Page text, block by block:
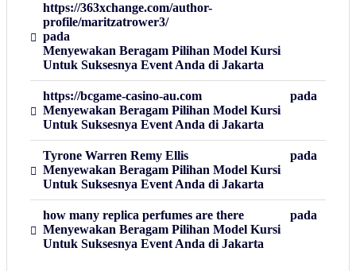
https://363xchange.com/author-
profile/maritzatrower3/
pada
Menyewakan Beragam Pilihan Model Kursi
Untuk Suksesnya Event Anda di Jakarta
https://bcgame-casino-au.com
pada
Menyewakan Beragam Pilihan Model Kursi
Untuk Suksesnya Event Anda di Jakarta
Tyrone Warren Remy Ellis
pada
Menyewakan Beragam Pilihan Model Kursi
Untuk Suksesnya Event Anda di Jakarta
how many replica perfumes are there
pada
Menyewakan Beragam Pilihan Model Kursi
Untuk Suksesnya Event Anda di Jakarta